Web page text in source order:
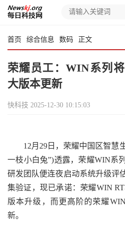
首页 综合信息 数码 正文
荣耀员工：WIN系列
大版本更新
快科技 2025-12-30 10:15:03
12月29日，荣耀中国区智慧
一枝小白兔”)透露，荣耀WIN系
研发团队便连夜启动系统升级评
集验证，现已承诺：荣耀WIN
版本升级，而更高阶的荣耀
新。